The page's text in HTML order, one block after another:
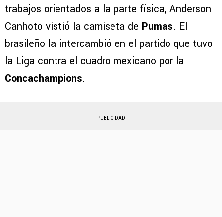
trabajos orientados a la parte física, Anderson
Canhoto vistió la camiseta de Pumas. El
brasileño la intercambió en el partido que tuvo
la Liga contra el cuadro mexicano por la
Concachampions.
PUBLICIDAD